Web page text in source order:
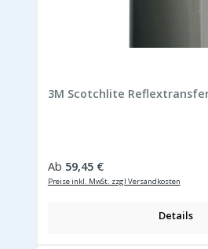
3M Scotchlite
Regulärer Preis:
Ab 59,45 €
Preise inkl. MwSt. zzgl Versandkosten
Details